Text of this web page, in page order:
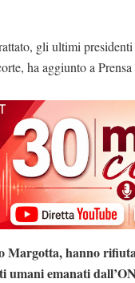
gli ultimi
ha aggiunto a
Margotta, hanno
emanati